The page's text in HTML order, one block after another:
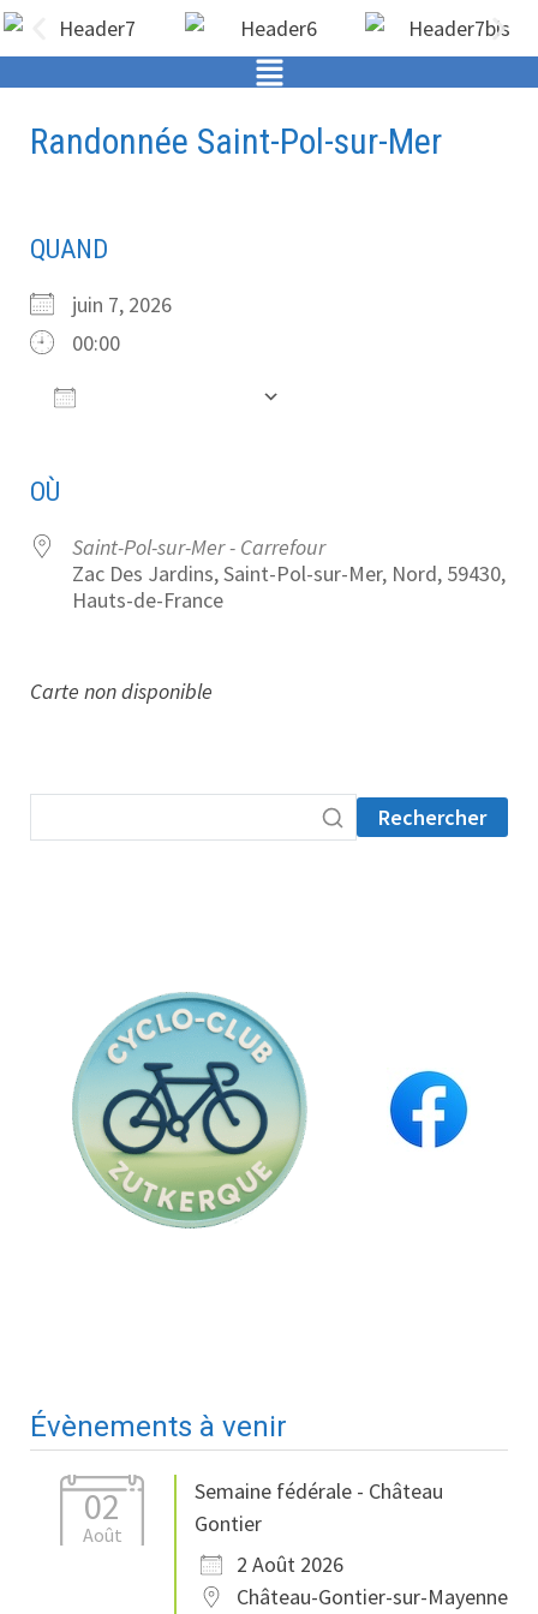
Randonnée Saint-Pol-sur-Mer
QUAND
juin 7, 2026
00:00
OÙ
Saint-Pol-sur-Mer - Carrefour
Zac Des Jardins, Saint-Pol-sur-Mer, Nord, 59430,
Hauts-de-France
Carte non disponible
Rechercher
Évènements à venir
02
Août
Semaine fédérale - Château
Gontier
2 Août 2026
Château-Gontier-sur-Mayenne